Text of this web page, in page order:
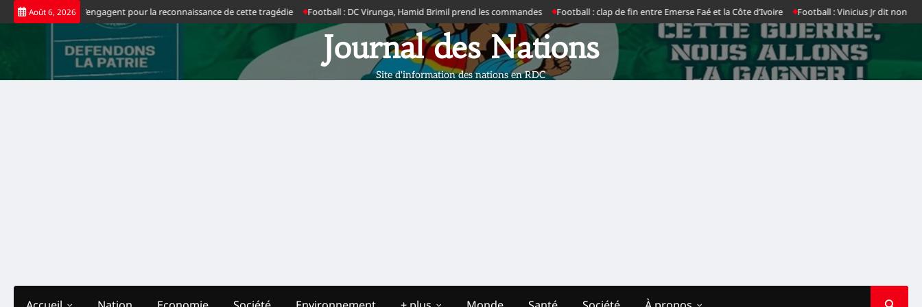
Skip
to
Août 6, 2026
s’engagent pour la reconnaissance de cette tragédie Football : DC Virunga, Hamid Brimil prend les commandes Football : clap de fin entre Emerse Faé et la Côte d’Ivoire Football : Vinicius Jr dit non au Real
Journal des Nations
Site d'information des nations en RDC